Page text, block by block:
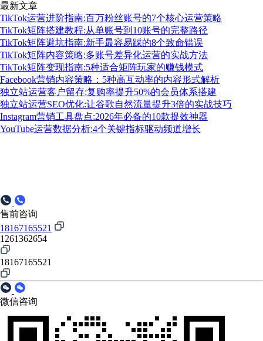
最新文章
TikTok运营进阶指南:百万粉丝账号的7个核心运营策略
TikTok矩阵搭建教程:从单账号到10账号的完整路径
TikTok矩阵避坑指南:新手最容易踩的8个致命错误
TikTok矩阵内容策略:多账号差异化运营的实战方法
TikTok矩阵变现指南:5种适合矩阵玩家的赚钱模式
Facebook营销内容策略：5种高互动率的内容形式解析
独立站运营客户留存:复购率提升50%的会员体系搭建
独立站运营SEO优化:让谷歌自然流量提升3倍的实战技巧
Instagram营销工具盘点:2026年必备的10款提效神器
YouTube运营数据分析:4个关键指标驱动频道增长
售前咨询
18167165521
1261362654
18167165521
微信咨询